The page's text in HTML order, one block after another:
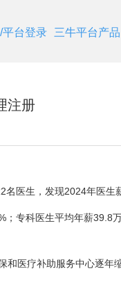
平台登录 三牛平台产品
注册
医生，发现2024年医生
专科医生平均年薪39.8
医疗补助服务中心逐年